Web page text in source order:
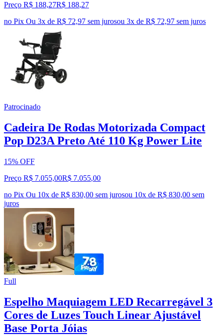
Preço R$ 188,27R$ 188,27
no Pix Ou 3x de R$ 72,97 sem jurosou 3x de R$ 72,97 sem juros
Patrocinado
Cadeira De Rodas Motorizada Compact
Pop D23A Preto Até 110 Kg Power Lite
15% OFF
Preço R$ 7.055,00R$ 7.055,00
no Pix Ou 10x de R$ 830,00 sem jurosou 10x de R$ 830,00 sem
juros
Full
Espelho Maquiagem LED Recarregável 3
Cores de Luzes Touch Linear Ajustável
Base Porta Jóias